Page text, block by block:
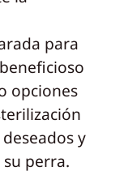
para
opciones
y
perra.